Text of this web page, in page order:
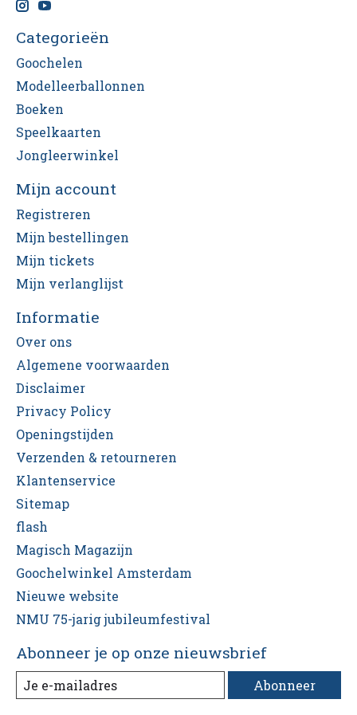
Categorieën
Goochelen
Modelleerballonnen
Boeken
Speelkaarten
Jongleerwinkel
Mijn account
Registreren
Mijn bestellingen
Mijn tickets
Mijn verlanglijst
Informatie
Over ons
Algemene voorwaarden
Disclaimer
Privacy Policy
Openingstijden
Verzenden & retourneren
Klantenservice
Sitemap
flash
Magisch Magazijn
Goochelwinkel Amsterdam
Nieuwe website
NMU 75-jarig jubileumfestival
Abonneer je op onze nieuwsbrief
Abonneer